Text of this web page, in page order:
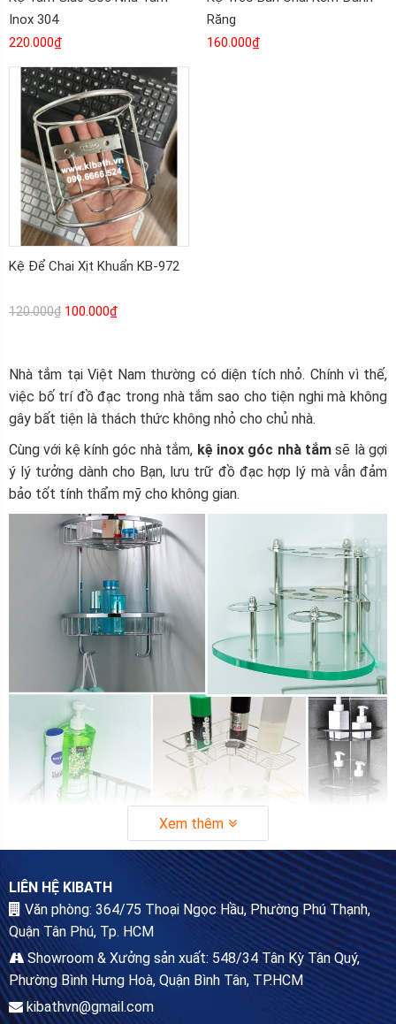
Inox 304
220.000₫
Răng
160.000₫
Kệ Để Chai Xịt Khuẩn KB-972
120.000₫ 100.000₫
Nhà tắm tại Việt Nam thường có diện tích nhỏ. Chính vì thế,
việc bố trí đồ đạc trong nhà tắm sao cho tiện nghi mà không
gây bất tiện là thách thức không nhỏ cho chủ nhà.
Cùng với kệ kính góc nhà tắm, kệ inox góc nhà tắmsẽ là gợi
ý lý tưởng dành cho Bạn, lưu trữ đồ đạc hợp lý mà vẫn đảm
bảo tốt tính thẩm mỹ cho không gian.
Lợi ích khi sử dụng kệ góc nhà tắm inox
304
Kệ inox góc phòng tắm là phụ kiện thuộc dòng sản phẩm kệ
nhà tắm. Ví trí lắp đặt nằm ở góc tường, gần với vòi hoa sen
hoặc bồn tắm. Độ cao vừa tầm với người sử dụng.
Mục đích vừa “cơi nới” thêm không gian vừa giúp người dùng
Xem thêm
LIÊN HỆ KIBATH
Văn phòng: 364/75 Thoại Ngọc Hầu, Phường Phú Thạnh,
Quận Tân Phú, Tp. HCM
Showroom & Xưởng sản xuất: 548/34 Tân Kỳ Tân Quý,
Phường Bình Hưng Hoà, Quận Bình Tân, TP.HCM
kibathvn@gmail.com